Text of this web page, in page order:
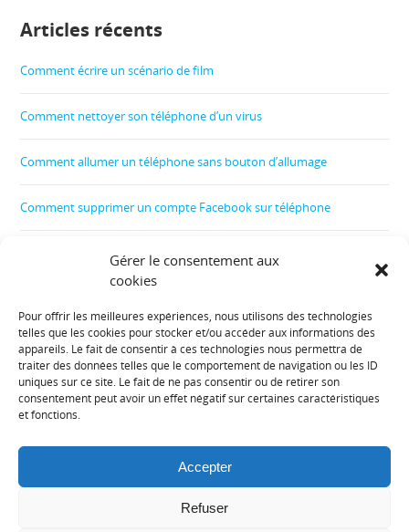
Gérer le consentement aux
cookies
Pour offrir les meilleures expériences, nous utilisons des technologies
telles que les cookies pour stocker et/ou accéder aux informations des
appareils. Le fait de consentir à ces technologies nous permettra de
traiter des données telles que le comportement de navigation ou les ID
uniques sur ce site. Le fait de ne pas consentir ou de retirer son
consentement peut avoir un effet négatif sur certaines caractéristiques
et fonctions.
Accepter
Refuser
Articles récents
Comment écrire un scénario de film
Comment nettoyer son téléphone d’un virus
Comment allumer un téléphone sans bouton d’allumage
Comment supprimer un compte Facebook sur téléphone
Comment créer un film
Informations diverses :
Plan de site